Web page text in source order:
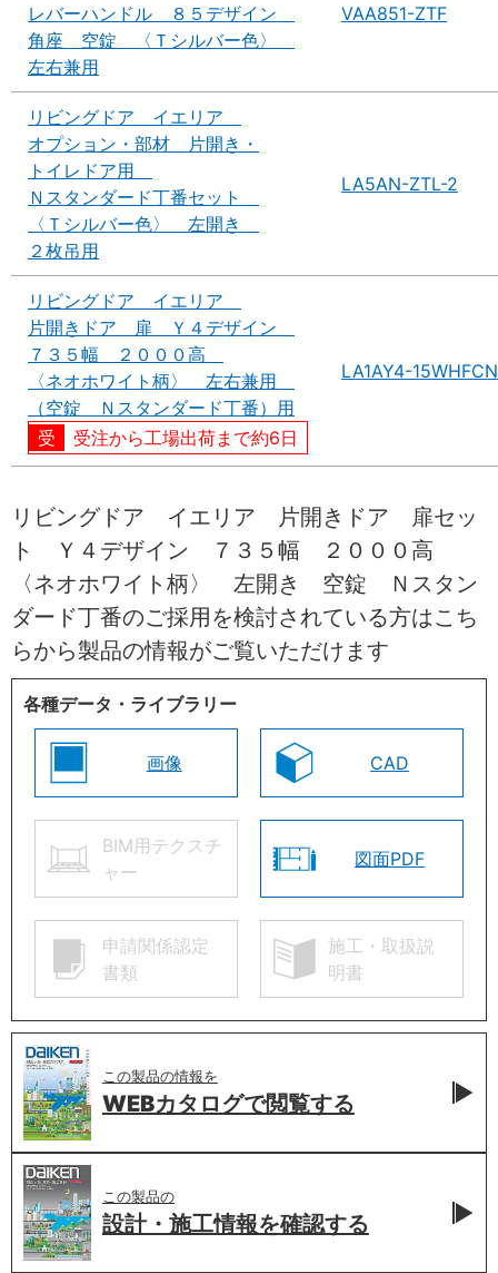
レバーハンドル ８５デザイン
角座 空錠 〈Ｔシルバー色〉
左右兼用
VAA851-ZTF
リビングドア イエリア
オプション・部材 片開き・
トイレドア用
Ｎスタンダード丁番セット
〈Ｔシルバー色〉 左開き
２枚吊用
LA5AN-ZTL-2
リビングドア イエリア
片開きドア 扉 Ｙ４デザイン
７３５幅 ２０００高
〈ネオホワイト柄〉 左右兼用
（空錠 Ｎスタンダード丁番）用
受注から工場出荷まで約6日
LA1AY4-15WHFCN
リビングドア イエリア 片開きドア 扉セッ
ト Ｙ４デザイン ７３５幅 ２０００高
〈ネオホワイト柄〉 左開き 空錠 Ｎスタン
ダード丁番のご採用を検討されている方はこち
らから製品の情報がご覧いただけます
各種データ・ライブラリー
画像 CAD
BIM用テクスチ
ャー
図面PDF
申請関係認定
書類
施工・取扱説
明書
この製品の情報を
WEBカタログで閲覧する
この製品の
設計・施工情報を確認する